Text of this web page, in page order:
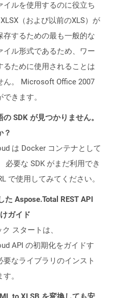
イルを使用するのに役立ち
（および以前のXLS）が
存するための最も一般的な
イル形式であるため、ワー
るために使用されることは
ん。 Microsoft Office 2007
きます。
SDK が見つかりません。
？
は Docker コンテナとして
必要な SDK がまだ利用でき
で使用してみてください。
た Aspose.Total REST API
ガイド
ク スタートは、
API の初期化をガイドす
要なライブラリのインスト
。